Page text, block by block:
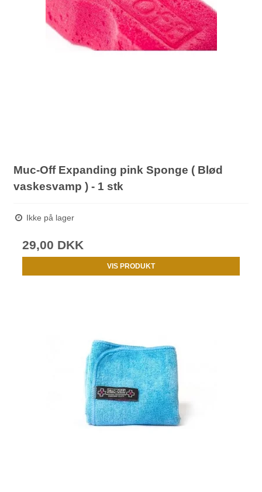
Muc-Off Expanding pink Sponge ( Blød
vaskesvamp ) - 1 stk
Ikke på lager
29,00 DKK
VIS PRODUKT